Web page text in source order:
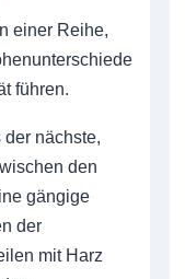
einer Reihe,
führen.
nächste,
den
gängige
der
mit Harz